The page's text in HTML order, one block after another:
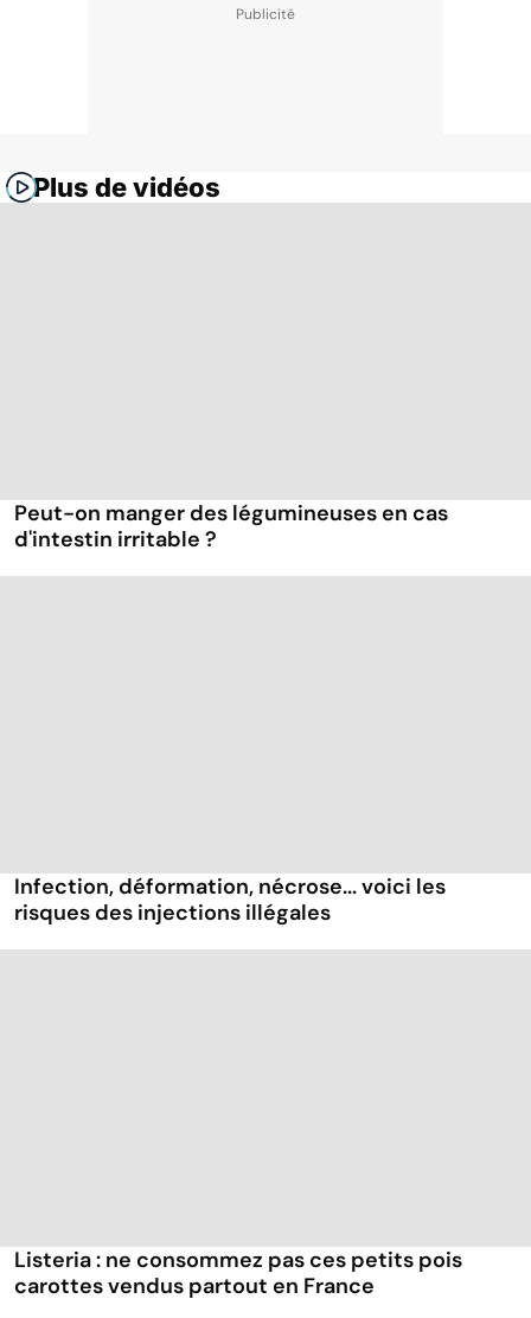
Plus de vidéos
Peut-on manger des légumineuses en cas
d'intestin irritable ?
Infection, déformation, nécrose... voici les
risques des injections illégales
Listeria : ne consommez pas ces petits pois
carottes vendus partout en France